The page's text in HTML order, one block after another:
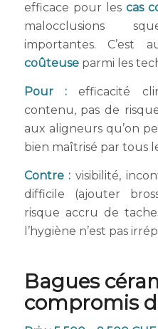
efficace pour les cas
malocclusions
importantes. C’est
coûteuseparmi les
Pour :efficacité
contenu, pas de
aux aligneurs qu’on
bien maîtrisé par tous
Contre : visibilité,
difficile (ajouter
risque accru de
l’hygiène n’est pas
Bagues
compromis